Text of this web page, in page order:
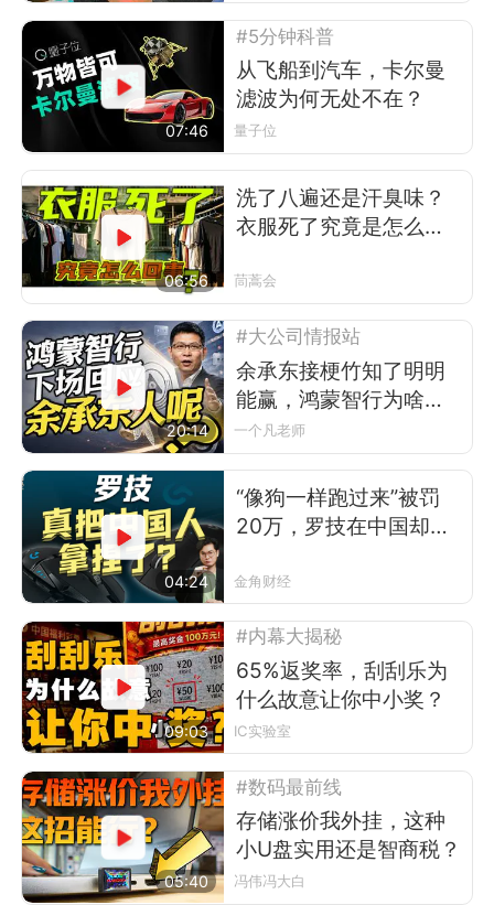
07:46
#5分钟科普
从飞船到汽车，卡尔曼
滤波为何无处不在？
量子位
06:56
洗了八遍还是汗臭味？
衣服死了究竟是怎么回
茼蒿会
20:14
#大公司情报站
余承东接梗竹知了明明
能赢，鸿蒙智行为啥不
让？
一个凡老师
04:24
“像狗一样跑过来”被罚
20万，罗技在中国却卖
金角财经
09:03
#内幕大揭秘
65%返奖率，刮刮乐为
什么故意让你中小奖？
IC实验室
05:40
#数码最前线
存储涨价我外挂，这种
小U盘实用还是智商税？
冯伟冯大白